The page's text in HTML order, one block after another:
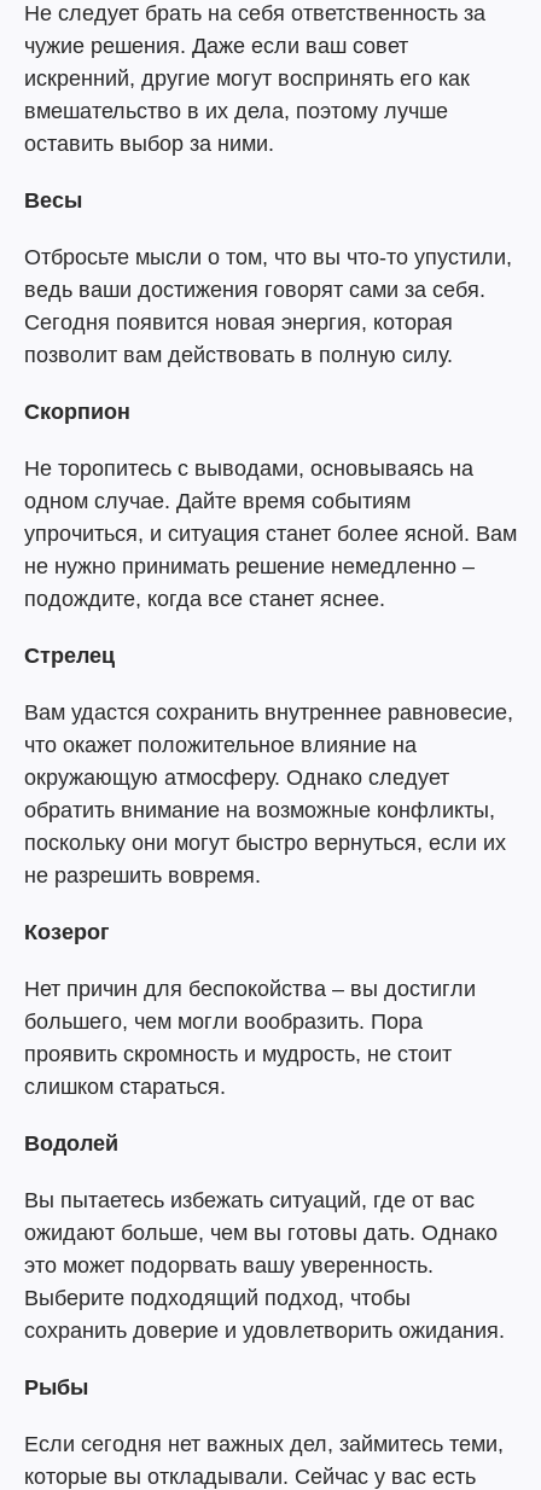
Не следует брать на себя ответственность за
чужие решения. Даже если ваш совет
искренний, другие могут воспринять его как
вмешательство в их дела, поэтому лучше
оставить выбор за ними.
Весы
Отбросьте мысли о том, что вы что-то упустили,
ведь ваши достижения говорят сами за себя.
Сегодня появится новая энергия, которая
позволит вам действовать в полную силу.
Скорпион
Не торопитесь с выводами, основываясь на
одном случае. Дайте время событиям
упрочиться, и ситуация станет более ясной. Вам
не нужно принимать решение немедленно –
подождите, когда все станет яснее.
Стрелец
Вам удастся сохранить внутреннее равновесие,
что окажет положительное влияние на
окружающую атмосферу. Однако следует
обратить внимание на возможные конфликты,
поскольку они могут быстро вернуться, если их
не разрешить вовремя.
Козерог
Нет причин для беспокойства – вы достигли
большего, чем могли вообразить. Пора
проявить скромность и мудрость, не стоит
слишком стараться.
Водолей
Вы пытаетесь избежать ситуаций, где от вас
ожидают больше, чем вы готовы дать. Однако
это может подорвать вашу уверенность.
Выберите подходящий подход, чтобы
сохранить доверие и удовлетворить ожидания.
Рыбы
Если сегодня нет важных дел, займитесь теми,
которые вы откладывали. Сейчас у вас есть